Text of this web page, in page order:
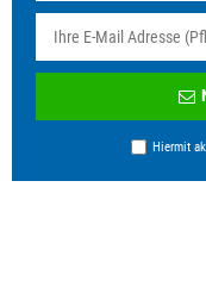
Hiermit